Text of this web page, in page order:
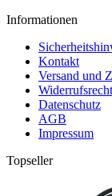
Informationen
Kontakt
Versand und
Widerrufsrecht
Datenschutz
AGB
Impressum
Topseller